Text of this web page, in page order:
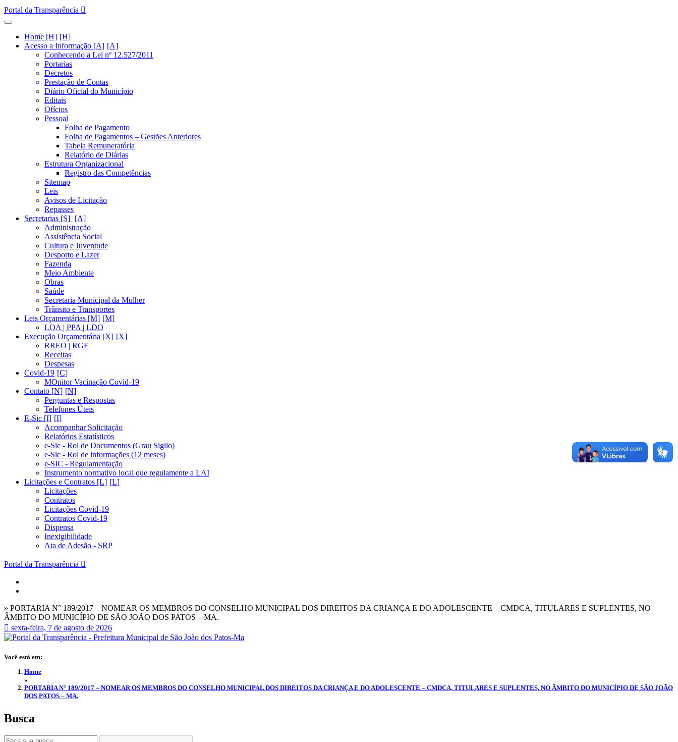
Portal da Transparência
Home [H]
Acesso a Informação [A]
Conhecendo a Lei nº 12.527/2011
Portarias
Decretos
Prestação de Contas
Diário Oficial do Município
Editais
Ofícios
Pessoal
Folha de Pagamento
Folha de Pagamentos – Gestões Anteriores
Tabela Remuneratória
Relatório de Diárias
Estrutura Organizacional
Registro das Competências
Sitemap
Leis
Avisos de Licitação
Repasses
Secretarias [S]
Administração
Assistência Social
Cultura e Juventude
Desporto e Lazer
Fazenda
Meio Ambiente
Obras
Saúde
Secretaria Municipal da Mulher
Trânsito e Transportes
Leis Orçamentárias [M]
LOA | PPA | LDO
Execução Orçamentária [X]
RREO | RGF
Receitas
Despesas
Covid-19
MOnitor Vacinação Covid-19
Contato [N]
Perguntas e Respostas
Telefones Úteis
E-Sic [I]
Acompanhar Solicitação
Relatórios Estatísticos
e-Sic - Rol de Documentos (Grau Sigilo)
e-Sic - Rol de informações (12 meses)
e-SIC - Regulamentação
Instrumento normativo local que regulamente a LAI
Licitações e Contratos [L]
Licitações
Contratos
Licitações Covid-19
Contratos Covid-19
Dispensa
Inexigibilidade
Ata de Adesão - SRP
Portal da Transparência
» PORTARIA N° 189/2017 – NOMEAR OS MEMBROS DO CONSELHO MUNICIPAL DOS DIREITOS DA CRIANÇA E DO ADOLESCENTE – CMDCA, TITULARES E SUPLENTES, NO
ÂMBITO DO MUNICÍPIO DE SÃO JOÃO DOS PATOS – MA.
sexta-feira, 7 de agosto de 2026
Você está em:
Home
»
PORTARIA N° 189/2017 – NOMEAR OS MEMBROS DO CONSELHO MUNICIPAL DOS DIREITOS DA CRIANÇA E DO ADOLESCENTE – CMDCA, TITULARES E SUPLENTES, NO ÂMBITO DO MUNICÍPIO DE SÃO JOÃO
DOS PATOS – MA.
Busca